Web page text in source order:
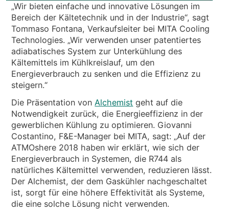
„Wir bieten einfache und innovative Lösungen im
Bereich der Kältetechnik und in der Industrie“, sagt
Tommaso Fontana, Verkaufsleiter bei MITA Cooling
Technologies. „Wir verwenden unser patentiertes
adiabatisches System zur Unterkühlung des
Kältemittels im Kühlkreislauf, um den
Energieverbrauch zu senken und die Effizienz zu
steigern.“
Die Präsentation von Alchemist geht auf die
Notwendigkeit zurück, die Energieeffizienz in der
gewerblichen Kühlung zu optimieren. Giovanni
Costantino, F&E-Manager bei MITA, sagt: „Auf der
ATMOshere 2018 haben wir erklärt, wie sich der
Energieverbrauch in Systemen, die R744 als
natürliches Kältemittel verwenden, reduzieren lässt.
Der Alchemist, der dem Gaskühler nachgeschaltet
ist, sorgt für eine höhere Effektivität als Systeme,
die eine solche Lösung nicht verwenden.